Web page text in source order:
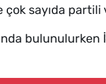
sayıda partili
bulunulurken